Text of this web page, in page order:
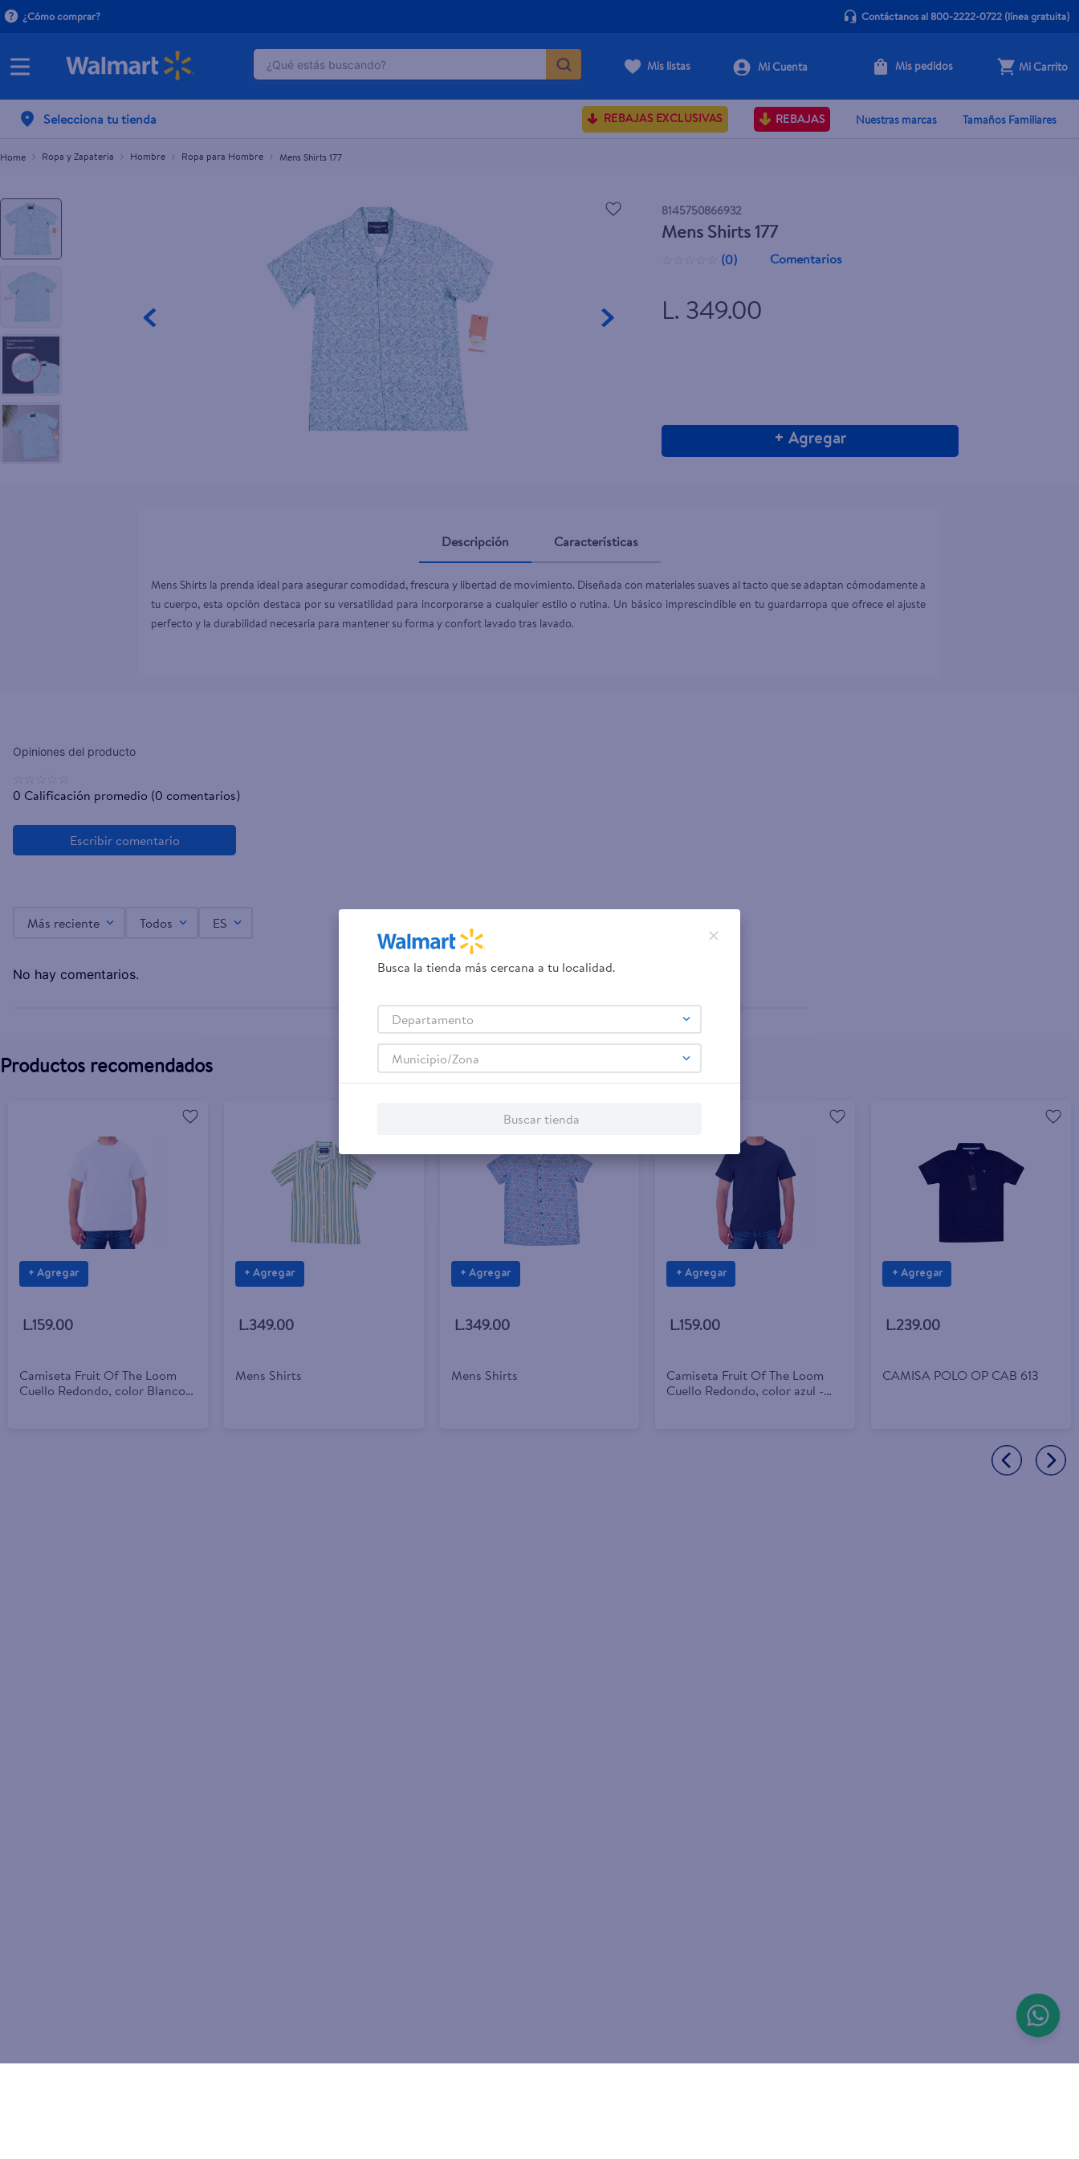
¿Cómo comprar? Contáctanos al 800-2222-0722(línea gratuita)
¿Qué estás buscando?
Mis listas Mis pedidos Mi Carrito
Selecciona tu tienda REBAJAS EXCLUSIVAS REBAJAS Nuestras marcas Tamaños Familiares
Ropa y Zapatería Hombre Ropa para Hombre Mens Shirts 177
8145750866932
Mens Shirts 177
(0) Comentarios
L. 349.00
+ Agregar
Mens Shirts 177
L.349.00 + Agregar
Descripción Características
Mens Shirts la prenda ideal para asegurar comodidad, frescura y libertad de movimiento. Diseñada con materiales suaves al tacto que se adaptan cómodamente a
tu cuerpo, esta opción destaca por su versatilidad para incorporarse a cualquier estilo o rutina. Un básico imprescindible en tu guardarropa que ofrece el ajuste
perfecto y la durabilidad necesaria para mantener su forma y confort lavado tras lavado.
0 Calificación promedio (0 comentarios)
Más reciente Todos ES
No hay comentarios.
Productos recomendados
+ Agregar
L.159.00
Camiseta Fruit Of The Loom
Cuello Redondo, color Blanco -
+ Agregar
L.349.00
Mens Shirts
+ Agregar
L.349.00
Mens Shirts
+ Agregar
L.159.00
Camiseta Fruit Of The Loom
Cuello Redondo, color azul -
+ Agregar
L.239.00
CAMISA POLO OP CAB 613
Busca la tienda más cercana a tu localidad.
Departamento
Municipio/Zona
Buscar tienda
TÉRMINOS MÁS BUSCADOS
herbal essences
serums corporales dove
gillette venus
6.
dove
7.
pañales
aceite
goodyear
pollo norteño